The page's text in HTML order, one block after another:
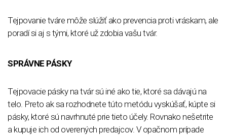
Tejpovanie tváre môže slúžiť ako prevencia proti vráskam, ale
poradí si aj s tými, ktoré už zdobia vašu tvár.
SPRÁVNE PÁSKY
Tejpovacie pásky na tvár sú iné ako tie, ktoré sa dávajú na
telo. Preto ak sa rozhodnete túto metódu vyskúšať, kúpte si
pásky, ktoré sú navrhnuté prie tieto účely. Rovnako nešetrite
a kupuje ich od overených predajcov. V opačnom prípade